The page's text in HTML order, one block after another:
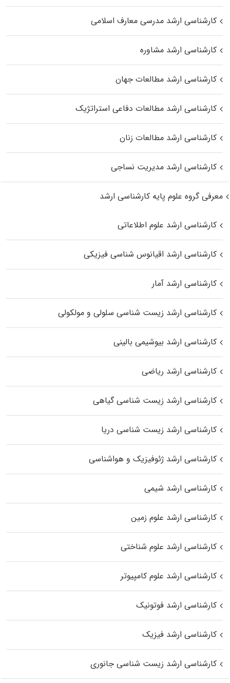
کارشناسی ارشد مدرسی معارف اسلامی
کارشناسی ارشد مشاوره
کارشناسی ارشد مطالعات جهان
کارشناسی ارشد مطالعات دفاعی استراتژیک
کارشناسی ارشد مطالعات زنان
کارشناسی ارشد مدیریت نساجی
معرفی گروه علوم پایه کارشناسی ارشد
کارشناسی ارشد علوم اطلاعاتی
کارشناسی ارشد اقیانوس‌ شناسی فیزیکی
کارشناسی ارشد آمار
کارشناسی ارشد زیست شناسی سلولی و مولکولی
کارشناسی ارشد بیوشیمی بالینی
کارشناسی ارشد ریاضی
کارشناسی ارشد زیست‌ شناسی گیاهی
کارشناسی ارشد زیست‌ شناسی دریا
کارشناسی ارشد ژئوفیزیک و هواشناسی
کارشناسی ارشد شیمی
کارشناسی ارشد علوم زمین
کارشناسی ارشد علوم شناختی
کارشناسی ارشد علوم کامپیوتر
کارشناسی ارشد فوتونیک
کارشناسی ارشد فیزیک
کارشناسی ارشد زیست‌ شناسی جانوری